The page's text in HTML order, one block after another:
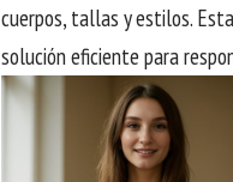
cuerpos, tallas y estilos.
solución eficiente para